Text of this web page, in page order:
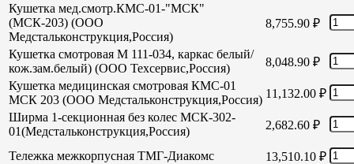
Кушетка мед.смотр.КМС-01-"МСК"
(МСК-203) (ООО
Медстальконструкция,Россия)
8,755.90 ₽
Кушетка смотровая М 111-034, каркас белый/
кож.зам.белый) (ООО Техсервис,Россия)
8,048.90 ₽
Кушетка медицинская смотровая КМС-01
МСК 203 (ООО Медстальконструкция,Россия) 11,132.00 ₽
Ширма 1-секционная без колес МСК-302-
01(Медстальконструкция,Россия)
2,682.60 ₽
Тележка межкорпусная ТМГ-Диакомс 13,510.10 ₽